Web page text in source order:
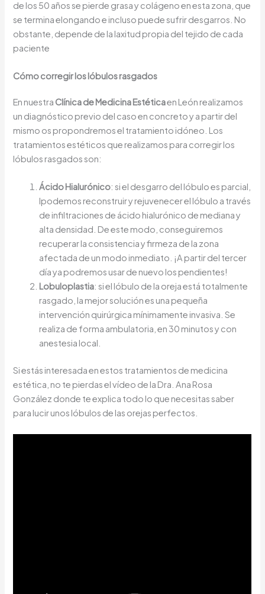
de los 50 años se pierde grasa y colágeno en esta zona, que
se termina elongando e incluso puede sufrir desgarros. No
obstante, depende de la laxitud propia del tejido de cada
paciente
Cómo corregir los lóbulos rasgados
En nuestra Clínica de Medicina Estéticaen León realizamos
un diagnóstico previo del caso en concreto y a partir del
mismo os propondremos el tratamiento idóneo. Los
tratamientos estéticos que realizamos para corregir los
lóbulos rasgados son:
Ácido Hialurónico: si el desgarro del lóbulo es parcial,
lpodemos reconstruir y rejuvenecer el lóbulo a través
de infiltraciones de ácido hialurónico de mediana y
alta densidad. De este modo, conseguiremos
recuperar la consistencia y firmeza de la zona
afectada de un modo inmediato. ¡A partir del tercer
día ya podremos usar de nuevo los pendientes!
Lobuloplastia: si el lóbulo de la oreja está totalmente
rasgado, la mejor solución es una pequeña
intervención quirúrgica mínimamente invasiva. Se
realiza de forma ambulatoria, en 30 minutos y con
anestesia local.
Si estás interesada en estos tratamientos de medicina
estética, no te pierdas el vídeo de la Dra. Ana Rosa
González donde te explica todo lo que necesitas saber
para lucir unos lóbulos de las orejas perfectos.